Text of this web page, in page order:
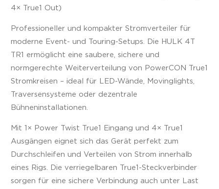
4× True1 Out)
Professioneller und kompakter Stromverteiler für
moderne Event- und Touring-Setups. Die HULK 4T
TR1 ermöglicht eine saubere, sichere und
normgerechte Weiterverteilung von PowerCON True1
Stromkreisen – ideal für LED-Wände, Movinglights,
Traversensysteme oder dezentrale
Bühneninstallationen.
Mit 1× Power Twist True1 Eingang und 4× True1
Ausgängen eignet sich das Gerät perfekt zum
Durchschleifen und Verteilen von Strom innerhalb
eines Rigs. Die verriegelbaren True1-Steckverbinder
sorgen für eine sichere Verbindung auch unter Last